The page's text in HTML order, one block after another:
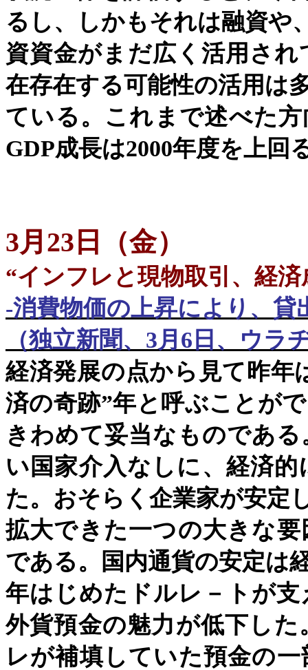
るし、しかもそれは融資や
資資金がまだ広く活用さ
在存在する可能性の活用は
ている。これまで述べた
GDP成長は2000年度を上回
3月23日（金）
“インフレと現物取引、経
-消費物価の上昇により、
（独立新聞、 3月 6 日、ウラ
経済発展の点から見て昨年
済の奇跡”年と呼ぶことが
きわめて妥当なものであ
い国家介入なしに、経済
た。おそらく企業家が安定
拡大できた一つの大きな
である。国内通貨の安定は
年はじめたドルレ－トが
外貨預金の魅力が低下し
レが補填していた預金の